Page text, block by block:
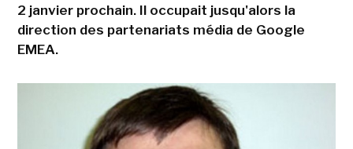
2 janvier prochain. Il occupait jusqu'alors la
direction des partenariats média de Google
EMEA.